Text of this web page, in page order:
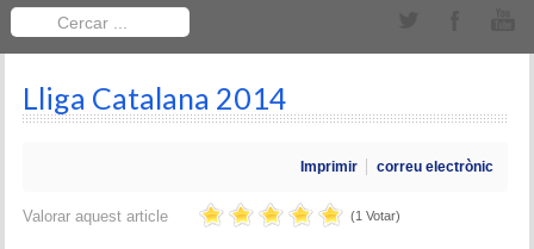
Equips Sub-12
TORNEIGS DEL CLUB
Bases 2022
...
Lliga Catalana 2014
Imprimir correu electrònic
Valorar aquest article (1 Votar)